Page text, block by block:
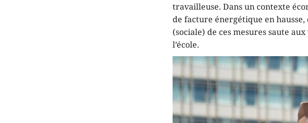
travailleuse. Dans un contexte
de facture énergétique en
(sociale) de ces mesures saute
l’école.